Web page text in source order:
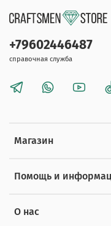
Магазин
Помощь и
О нас
+79602446487
справочная служба